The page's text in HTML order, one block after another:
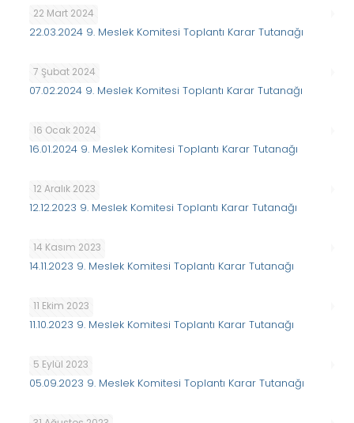
22 Mart 2024
22.03.2024 9. Meslek Komitesi Toplantı Karar Tutanağı
7 Şubat 2024
07.02.2024 9. Meslek Komitesi Toplantı Karar Tutanağı
16 Ocak 2024
16.01.2024 9. Meslek Komitesi Toplantı Karar Tutanağı
12 Aralık 2023
12.12.2023 9. Meslek Komitesi Toplantı Karar Tutanağı
14 Kasım 2023
14.11.2023 9. Meslek Komitesi Toplantı Karar Tutanağı
11 Ekim 2023
11.10.2023 9. Meslek Komitesi Toplantı Karar Tutanağı
5 Eylül 2023
05.09.2023 9. Meslek Komitesi Toplantı Karar Tutanağı